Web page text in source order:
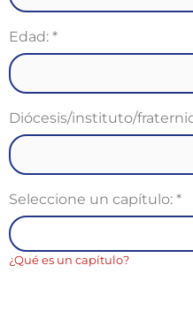
Edad: *
Diócesis/instituto/
Seleccione un capítulo: *
¿Qué es un capítulo?